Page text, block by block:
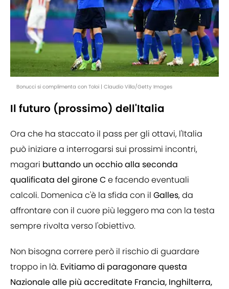
Bonucci si complimenta con Toloi | Claudio Villa/Getty Images
Il futuro (prossimo) dell'Italia
Ora che ha staccato il pass per gli ottavi, l'Italia
può iniziare a interrogarsi sui prossimi incontri,
magari buttando un occhio alla seconda
qualificata del girone Ce facendo eventuali
calcoli. Domenica c'è la sfida con il Galles, da
affrontare con il cuore più leggero ma con la testa
sempre rivolta verso l'obiettivo.
Non bisogna correre però il rischio di guardare
troppo in là. Evitiamo di paragonare questa
Nazionale alle più accreditate Francia, Inghilterra,